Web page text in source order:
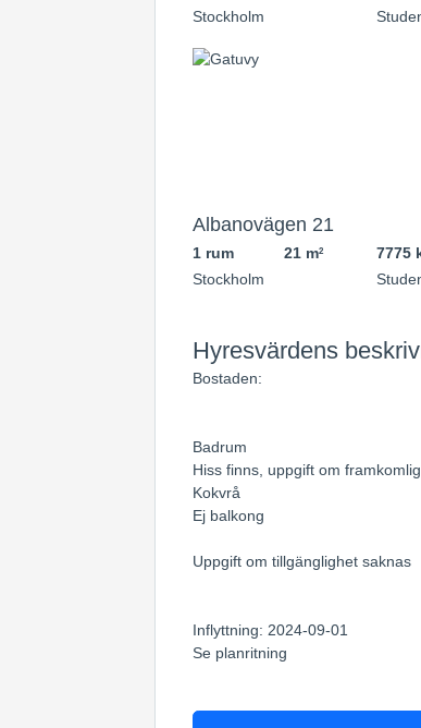
Stockholm
Albanovägen 21
1 rum 21 m2
7775
Stockholm
Hyresvärdens
Bostaden:
Badrum
Hiss finns, uppgift om
Kokvrå
Ej balkong
Uppgift om tillgänglighet saknas
Inflyttning: 2024-09-01
Se planritning